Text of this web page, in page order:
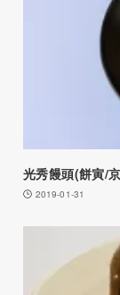
光秀饅頭(餅寅/
2019-01-31